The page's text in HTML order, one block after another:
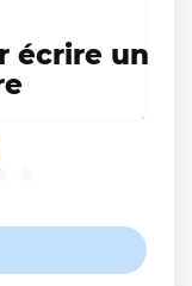
écrire un